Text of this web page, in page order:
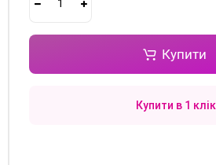
Купити
Купити в 1 клік